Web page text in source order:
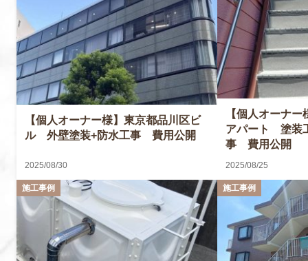
【個人オーナー様】東京都品川区ビ
ル 外壁塗装+防水工事 費用公開
2025/08/30
【個人オーナ
アパート 塗装
事 費用公開
2025/08/25